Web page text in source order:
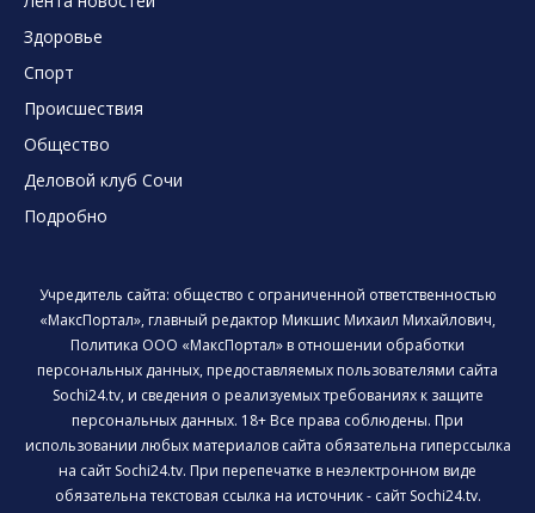
Здоровье
Спорт
Происшествия
Общество
Деловой клуб Сочи
Подробно
Учредитель сайта: общество с ограниченной ответственностью
«МаксПортал», главный редактор Микшис Михаил Михайлович,
Политика ООО «МаксПортал» в отношении обработки
персональных данных, предоставляемых пользователями сайта
Sochi24.tv, и сведения о реализуемых требованиях к защите
персональных данных. 18+ Все права соблюдены. При
использовании любых материалов сайта обязательна гиперссылка
на сайт Sochi24.tv. При перепечатке в неэлектронном виде
обязательна текстовая ссылка на источник - сайт Sochi24.tv.